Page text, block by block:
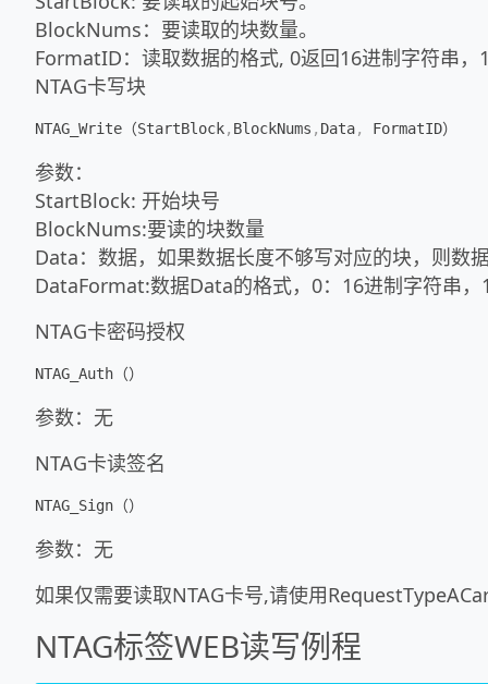
BlockNums：要读取的块数量。
FormatID：读取数据的格式, 0返回16进制字符串，
NTAG卡写块
NTAG_Write（StartBlock, BlockNums , Data,
参数：
StartBlock: 开始块号
BlockNums:要读的块数量
Data：数据，如果数据长度不够写对应的块，则数
DataFormat:数据Data的格式，0：16进制字符串
NTAG卡密码授权
参数：无
NTAG卡读签名
参数：无
如果仅需要读取NTAG卡号,请使用
NTAG标签WEB读写例程